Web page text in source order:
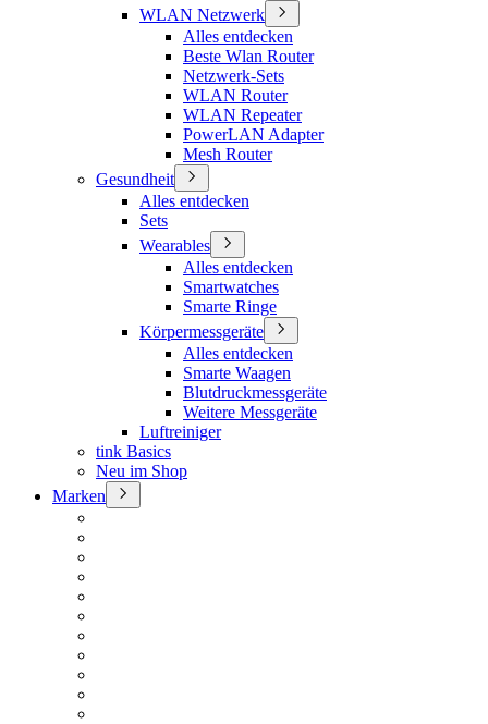
WLAN Netzwerk
Alles entdecken
Beste Wlan Router
Netzwerk-Sets
WLAN Router
WLAN Repeater
PowerLAN Adapter
Mesh Router
Gesundheit
Alles entdecken
Sets
Wearables
Alles entdecken
Smartwatches
Smarte Ringe
Körpermessgeräte
Alles entdecken
Smarte Waagen
Blutdruckmessgeräte
Weitere Messgeräte
Luftreiniger
tink Basics
Neu im Shop
Marken